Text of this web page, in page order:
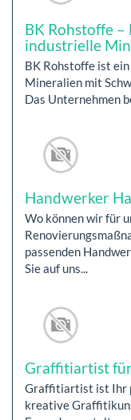
BK Rohstoffe
industrielle
BK Rohstoffe ist
Mineralien mit
Das Unternehmen
Handwerker
Wo können wir für
passenden
Sie auf uns...
Graffitiartist
Graffitiartist ist Ihr
kreative